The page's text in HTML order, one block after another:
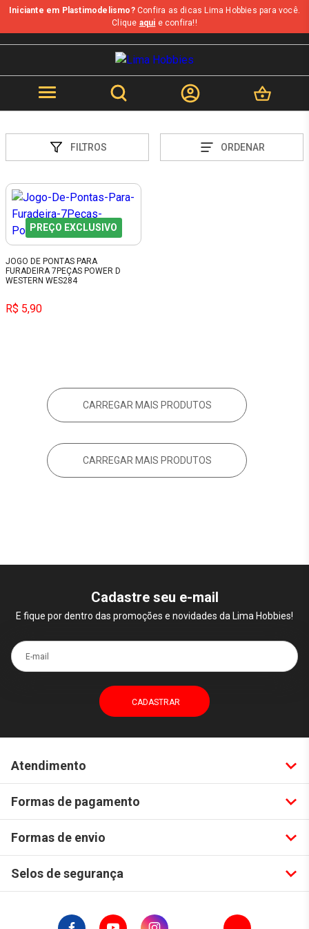
Iniciante em Plastimodelismo?Confira as dicas Lima Hobbies para você.
Clique aqui e confira!!
FILTROS ORDENAR
PREÇO EXCLUSIVO
JOGO DE PONTAS PARA
FURADEIRA 7PEÇAS POWER D
WESTERN WES284
R$ 5,90
CARREGAR MAIS PRODUTOS
CARREGAR MAIS PRODUTOS
Cadastre seu e-mail
E fique por dentro das promoções e novidades da Lima Hobbies!
E-mail
Atendimento
Formas de pagamento
Formas de envio
Selos de segurança